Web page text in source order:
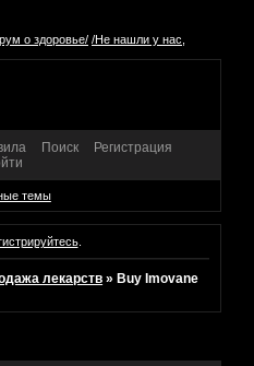
о здоровье/ /Не нашли у нас,
Поиск
Регистрация
темы
.
лекарств »Buy Imovane